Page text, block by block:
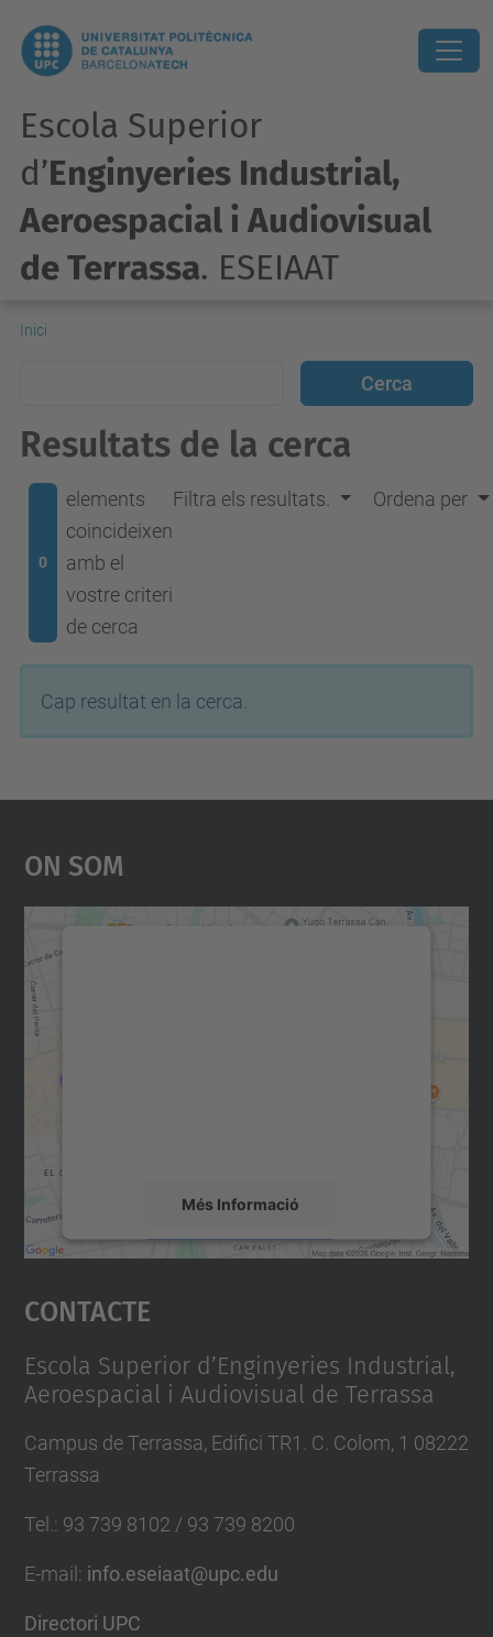
Escola Superior
d’Enginyeries Industrial,
Aeroespacial i Audiovisual
de Terrassa. ESEIAAT
Inici
Resultats de la cerca
0
elements
coincideixen
amb el
vostre criteri
de cerca
Filtra els resultats. Ordena per
Cap resultat en la cerca.
On Som
Més Informació
Accepta
powered by
Contacte
Escola Superior d’Enginyeries Industrial,
Aeroespacial i Audiovisual de Terrassa
Campus de Terrassa, Edifici TR1. C. Colom, 1 08222
Terrassa
Tel. : 93 739 8102 / 93 739 8200
E-mail : info.eseiaat@upc.edu
Directori UPC